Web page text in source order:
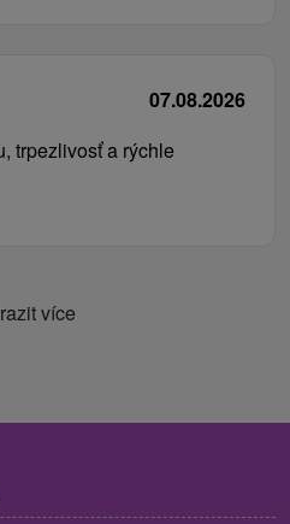
07.08.2026
trpezlivosť a rýchle
více